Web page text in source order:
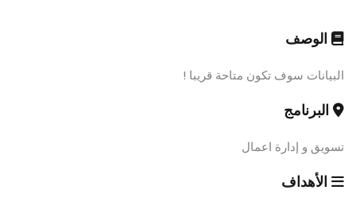
الوصف
البيانات سوف تكون متاحة قريبا !
البرنامج
تسويق و إدارة اعمال
الأهداف